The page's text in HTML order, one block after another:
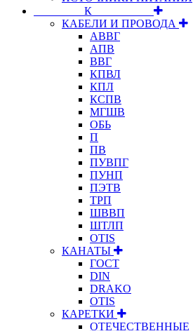
⠀⠀⠀⠀⠀⠀К⠀⠀⠀⠀⠀⠀⠀
КАБЕЛИ И ПРОВОДА
АВВГ
АПВ
ВВГ
КПВЛ
КПЛ
КСПВ
МГШВ
ОБЬ
П
ПВ
ПУВПГ
ПУНП
ПЭТВ
ТРП
ШВВП
ШТЛП
OTIS
КАНАТЫ
ГОСТ
DIN
DRAKO
OTIS
КАРЕТКИ
ОТЕЧЕСТВЕННЫЕ